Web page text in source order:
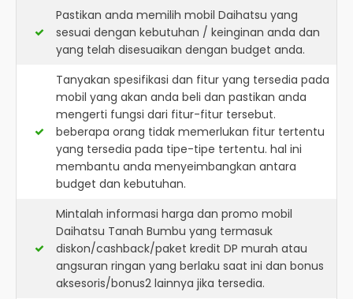
Pastikan anda memilih mobil Daihatsu yang
sesuai dengan kebutuhan / keinginan anda dan
yang telah disesuaikan dengan budget anda.
Tanyakan spesifikasi dan fitur yang tersedia pada
mobil yang akan anda beli dan pastikan anda
mengerti fungsi dari fitur-fitur tersebut.
beberapa orang tidak memerlukan fitur tertentu
yang tersedia pada tipe-tipe tertentu. hal ini
membantu anda menyeimbangkan antara
budget dan kebutuhan.
Mintalah informasi harga dan promo mobil
Daihatsu Tanah Bumbu yang termasuk
diskon/cashback/paket kredit DP murah atau
angsuran ringan yang berlaku saat ini dan bonus
aksesoris/bonus2 lainnya jika tersedia.